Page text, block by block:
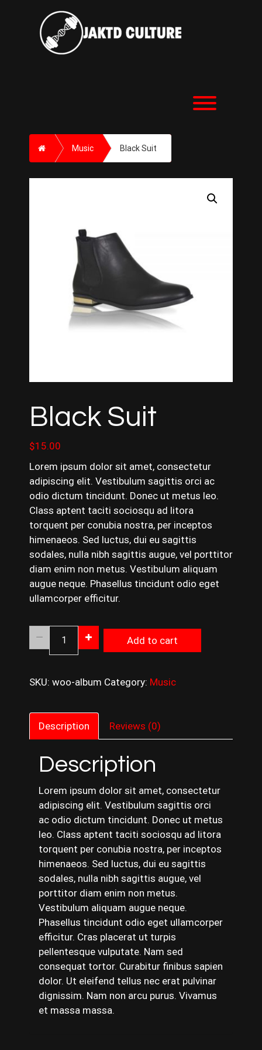
Home Music Black Suit
Black Suit
$15.00
Lorem ipsum dolor sit amet, consectetur
adipiscing elit. Vestibulum sagittis orci ac
odio dictum tincidunt. Donec ut metus leo.
Class aptent taciti sociosqu ad litora
torquent per conubia nostra, per inceptos
himenaeos. Sed luctus, dui eu sagittis
sodales, nulla nibh sagittis augue, vel porttitor
diam enim non metus. Vestibulum aliquam
augue neque. Phasellus tincidunt odio eget
ullamcorper efficitur.
Suit
Add to cart
SKU: woo-album Category: Music
Description Reviews (0)
Description
Lorem ipsum dolor sit amet, consectetur
adipiscing elit. Vestibulum sagittis orci
ac odio dictum tincidunt. Donec ut metus
leo. Class aptent taciti sociosqu ad litora
torquent per conubia nostra, per inceptos
himenaeos. Sed luctus, dui eu sagittis
sodales, nulla nibh sagittis augue, vel
porttitor diam enim non metus.
Vestibulum aliquam augue neque.
Phasellus tincidunt odio eget ullamcorper
efficitur. Cras placerat ut turpis
pellentesque vulputate. Nam sed
consequat tortor. Curabitur finibus sapien
dolor. Ut eleifend tellus nec erat pulvinar
dignissim. Nam non arcu purus. Vivamus
et massa massa.